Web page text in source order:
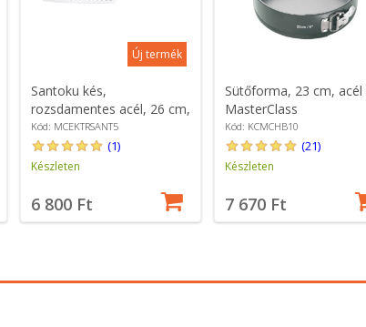
Új termék
Santoku kés,
rozsdamentes acél, 26 cm,
"EdgeKeeper" -
MasterClass
Kód: MCEKTRSANT5
(1)
Készleten
6 800 Ft
Sütőforma, 23 cm, acél
MasterClass
Kód: KCMCHB10
(21)
Készleten
7 670 Ft